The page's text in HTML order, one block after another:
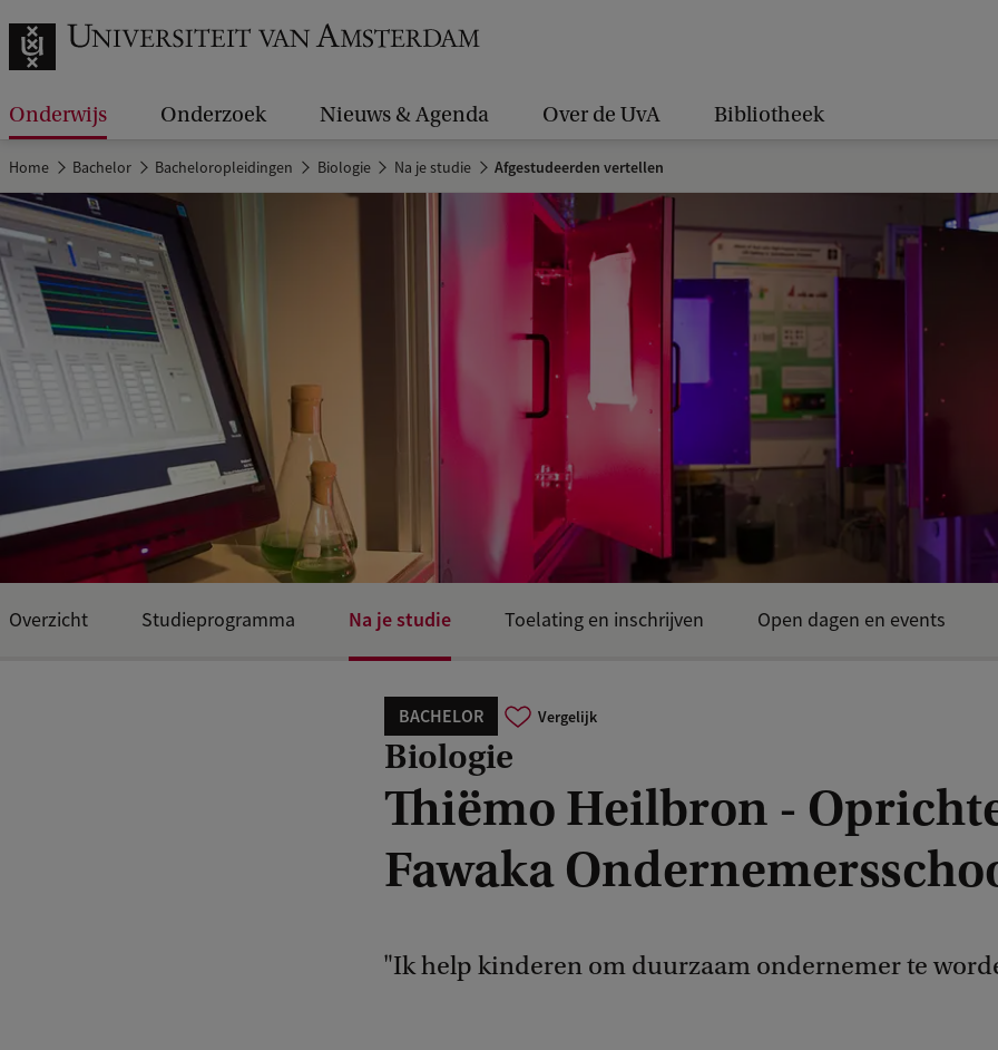
Onderwijs Onderzoek Nieuws & Agenda Over de UvA Bibliotheek
Home Bachelor Bacheloropleidingen Biologie Na je studie Afgestudeerden vertellen
BACHELOR Vergelijk
Biologie
Thiëmo Heilbron -
Fawaka
"Ik help kinderen om duurzaam ondernemer te
Overzicht Studieprogramma Na je studie Toelating en inschrijven Open dagen en events